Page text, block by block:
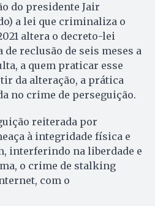
do presidente Jair
a lei que criminaliza o
altera o decreto-lei
de reclusão de seis meses a
a quem praticar esse
da alteração, a prática
no crime de perseguição.
reiterada por
à integridade física e
interferindo na liberdade e
o crime de stalking
com o